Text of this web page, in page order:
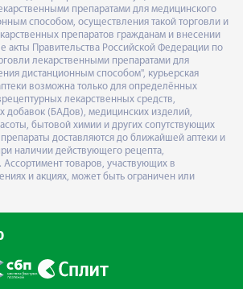
препаратами для медицинского
способом, осуществления такой торговли и
препаратов гражданам и внесении
акты Правительства Российской Федерации по
лекарственными препаратами для
дистанционным способом", курьерская
возможна только для определённых
лекарственных средств,
добавок (БАДов), медицинских изделий,
бытовой химии и других сопутствующих
доставляются до ближайшей аптеки и
наличии действующего рецепта,
товаров, участвующих в
и акциях, может быть ограничен или